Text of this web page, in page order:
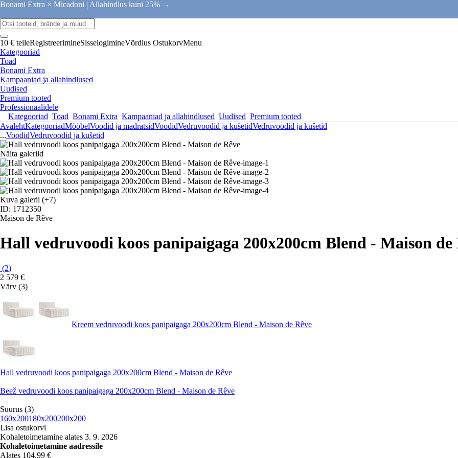
Bonami Extra × Micadoni | Allahindlus kuni 25% →
10 € teileRegistreerimineSisselogimineVõrdlus OstukorvMenu
Kategooriad
Toad
Bonami Extra
Kampaaniad ja allahindlused
Uudised
Premium tooted
Professionaalidele
Kategooriad Toad Bonami Extra Kampaaniad ja allahindlused Uudised Premium tooted
AvalehtKategooriadMööbelVoodid ja madratsidVoodidVedruvoodid ja kušetidVedruvoodid ja kušetid
...VoodidVedruvoodid ja kušetid
Näita galeriid
Kuva galerii (+7)
ID: 1712350
Maison de Rêve
Hall vedruvoodi koos panipaigaga 200x200cm Blend - Maison de
(2)
2 579 €
Värv (3)
Kreem vedruvoodi koos panipaigaga 200x200cm Blend - Maison de Rêve
Hall vedruvoodi koos panipaigaga 200x200cm Blend - Maison de Rêve
Beež vedruvoodi koos panipaigaga 200x200cm Blend - Maison de Rêve
Suurus (3)
160x200180x200200x200
Lisa ostukorvi
Kohaletoimetamine alates 3. 9. 2026
Kohaletoimetamine aadressile
Alates 104,99 €